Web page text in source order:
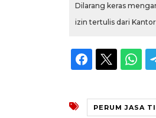
Dilarang keras
izin tertulis dari
PERUM JASA